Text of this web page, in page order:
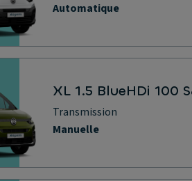
Automatique
XL 1.5 BlueHDi 100
Transmission
Manuelle